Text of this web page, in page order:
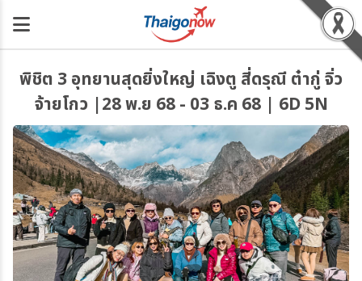
พิชิต 3 อุทยานสุดยิ่งใหญ่ เฉิงตู สี่ดรุณี ต๋ากู่ จิ่ว
จ้ายโกว |28 พ.ย 68 - 03 ธ.ค 68 | 6D 5N